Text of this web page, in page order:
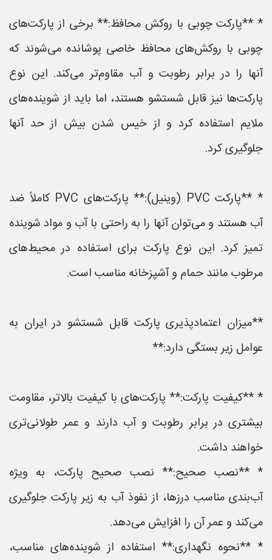
* **پارکت چوبی با روکش محافظ:** برخی از پارکت‌های
چوبی با روکش‌های محافظ خاصی پوشانده می‌شوند که
آنها را در برابر رطوبت و آب مقاوم‌تر می‌کند. این نوع
پارکت‌ها نیز قابل شستشو هستند، اما باید از شوینده‌های
ملایم استفاده کرد و از خیس شدن بیش از حد آنها
جلوگیری کرد.
* **پارکت PVC (وینیل):** پارکت‌های PVC کاملاً ضد
آب هستند و می‌توان آنها را به راحتی با آب و مواد شوینده
تمیز کرد. این نوع پارکت برای استفاده در محیط‌های
مرطوب مانند حمام و آشپزخانه مناسب است.
**میزان اعتمادپذیری پارکت قابل شستشو در ایران به
عوامل زیر بستگی دارد:**
* **کیفیت پارکت:** پارکت‌های با کیفیت بالاتر، مقاومت
بیشتری در برابر رطوبت و آب دارند و عمر طولانی‌تری
خواهند داشت.
* **نصب صحیح:** نصب صحیح پارکت، به ویژه
آب‌بندی مناسب درزها، از نفوذ آب به زیر پارکت جلوگیری
می‌کند و عمر آن را افزایش می‌دهد.
* **نحوه نگهداری:** استفاده از شوینده‌های مناسب،